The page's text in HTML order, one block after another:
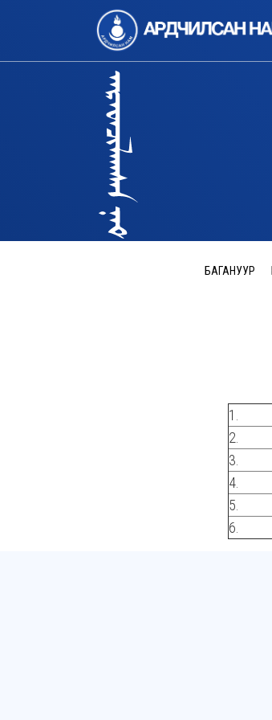
БАГАНУУР
1.
2.
3.
4.
5.
6.